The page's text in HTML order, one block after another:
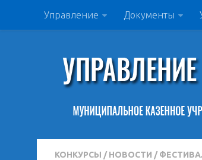
Управление Документы
КОНКУРСЫ / НОВОСТИ /